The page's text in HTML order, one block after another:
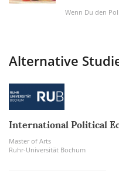
Alternative
International Political
Master of Arts
Ruhr-Universität Bochum